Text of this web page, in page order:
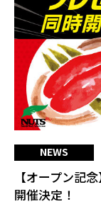
NEWS
【オープン記
開催決定！